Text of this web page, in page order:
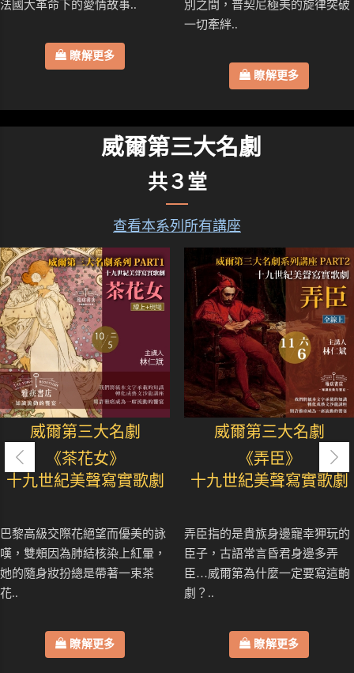
法國大革命下的愛情故事..
瞭解更多
別之間，普契尼極美的旋律突破
一切牽絆..
瞭解更多
威爾第三大名劇
共３堂
查看本系列所有講座
威爾第三大名劇
《茶花女》
十九世紀美聲寫實歌劇
巴黎高級交際花絕望而優美的詠
嘆，雙頰因為肺結核染上紅暈，
她的隨身妝扮總是帶著一束茶
花..
瞭解更多
威爾第三大名劇
《弄臣》
十九世紀美聲寫實歌劇
弄臣指的是貴族身邊寵幸狎玩的
臣子，古語常言昏君身邊多弄
臣…威爾第為什麼一定要寫這齣
劇？..
瞭解更多